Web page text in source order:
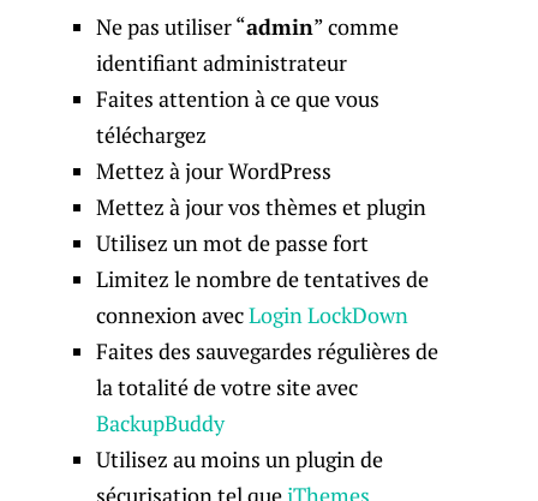
Ne pas utiliser “admin” comme
identifiant administrateur
Faites attention à ce que vous
téléchargez
Mettez à jour WordPress
Mettez à jour vos thèmes et plugin
Utilisez un mot de passe fort
Limitez le nombre de tentatives de
connexion avecLogin LockDown
Faites des sauvegardes régulières de
la totalité de votre site avec
BackupBuddy
Utilisez au moins un plugin de
sécurisation tel queiThemes